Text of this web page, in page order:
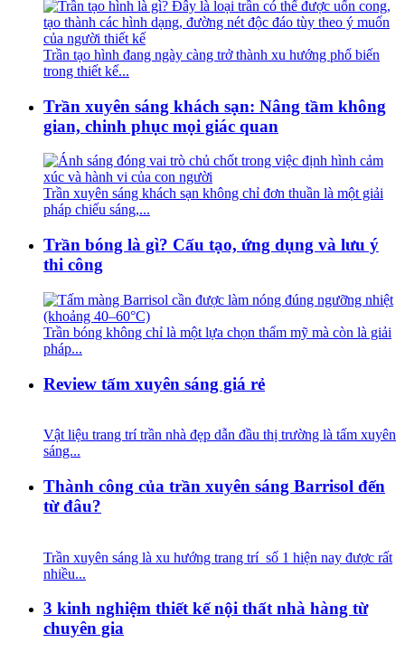
Trần tạo hình đang ngày càng trở thành xu hướng phổ biến
trong thiết kế...
Trần xuyên sáng khách sạn: Nâng tầm không
gian, chinh phục mọi giác quan
Trần xuyên sáng khách sạn không chỉ đơn thuần là một giải
pháp chiếu sáng,...
Trần bóng là gì? Cấu tạo, ứng dụng và lưu ý
thi công
Trần bóng không chỉ là một lựa chọn thẩm mỹ mà còn là giải
pháp...
Review tấm xuyên sáng giá rẻ
Vật liệu trang trí trần nhà đẹp dẫn đầu thị trường là tấm xuyên
sáng...
Thành công của trần xuyên sáng Barrisol đến
từ đâu?
Trần xuyên sáng là xu hướng trang trí số 1 hiện nay được rất
nhiều...
3 kinh nghiệm thiết kế nội thất nhà hàng từ
chuyên gia